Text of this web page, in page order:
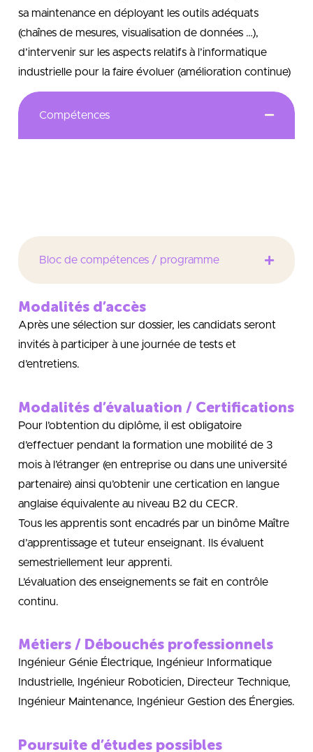
sa maintenance en déployant les outils adéquats
(chaînes de mesures, visualisation de données …),
d’intervenir sur les aspects relatifs à l’informatique
industrielle pour la faire évoluer (amélioration continue)
Compétences
Bloc de compétences / programme
Modalités d’accès
Après une sélection sur dossier, les candidats seront
invités à participer à une journée de tests et
d’entretiens.
Modalités d’évaluation / Certifications
Pour l’obtention du diplôme, il est obligatoire
d’effectuer pendant la formation une mobilité de 3
mois à l’étranger (en entreprise ou dans une université
partenaire) ainsi qu’obtenir une certication en langue
anglaise équivalente au niveau B2 du CECR.
Tous les apprentis sont encadrés par un binôme Maître
d’apprentissage et tuteur enseignant. Ils évaluent
semestriellement leur apprenti.
L’évaluation des enseignements se fait en contrôle
continu.
Métiers / Débouchés professionnels
Ingénieur Génie Électrique, Ingénieur Informatique
Industrielle, Ingénieur Roboticien, Directeur Technique,
Ingénieur Maintenance, Ingénieur Gestion des Énergies.
Poursuite d’études possibles